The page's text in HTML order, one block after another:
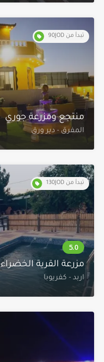
تبدأ من 90JOD
منتجع ومزرعة جوري
المفرق - دير ورق
تبدأ من 130JOD
مزرعة القرية الخضراء
اربد - كفريوبا